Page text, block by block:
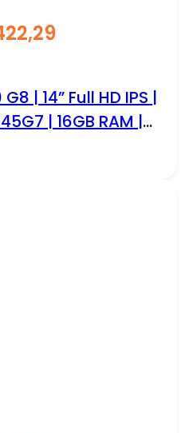
| 14” Full HD IPS |
| 16GB RAM |